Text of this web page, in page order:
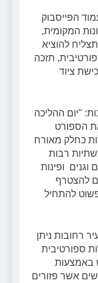
הפייסבוק
המקומית,
להוציא
תזכה
על סך 500 ₪ לרכישת ציוד
"יום ההליכה
הספורט
כחלק מאורח
רבות
ופינות
להצטרף
להתחיל
רחובות ניתן
ספורטיבית
באמצעות
אשר פזורים